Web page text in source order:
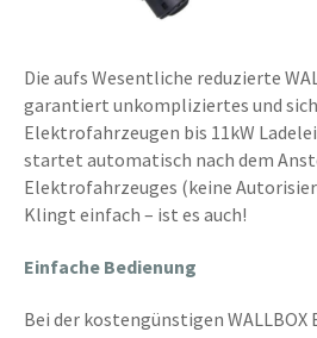
Die aufs Wesentliche reduzierte
garantiert unkompliziertes und
Elektrofahrzeugen bis 11kW
startet automatisch nach dem
Elektrofahrzeuges (keine
Klingt einfach – ist es auch!
Einfache Bedienung
Bei der kostengünstigen WALLBOX